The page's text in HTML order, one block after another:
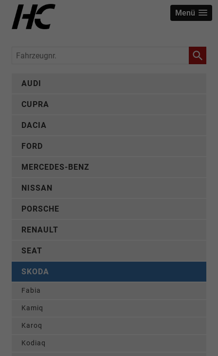
Menü
Fahrzeugnr.
AUDI
CUPRA
DACIA
FORD
MERCEDES-BENZ
NISSAN
PORSCHE
RENAULT
SEAT
SKODA
Fabia
Kamiq
Karoq
Kodiaq